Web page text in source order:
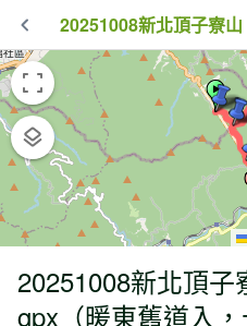
20251008新北頂子
gpx（暖東舊道入，